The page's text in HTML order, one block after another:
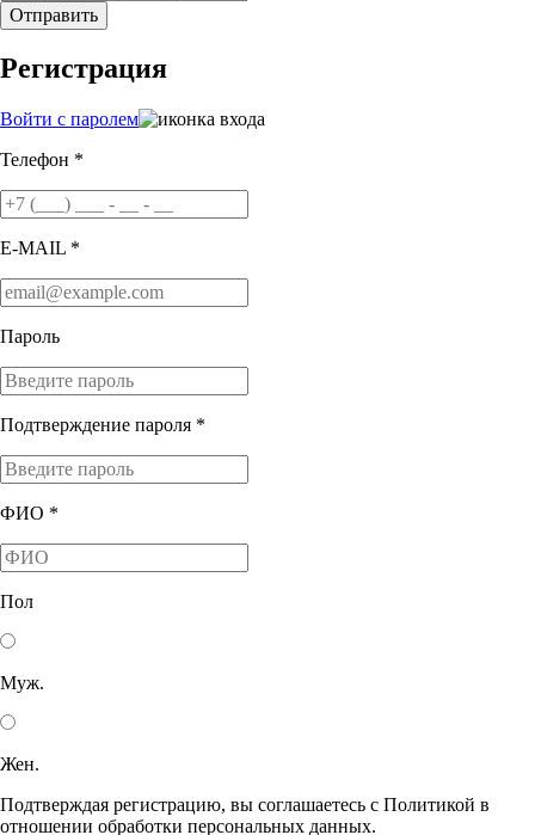
Отправить
Регистрация
Войти с паролем
Телефон *
E-MAIL *
Пароль
Подтверждение пароля *
ФИО *
Пол
Муж.
Жен.
Подтверждая регистрацию, вы соглашаетесь с Политикой в
отношении обработки персональных данных.